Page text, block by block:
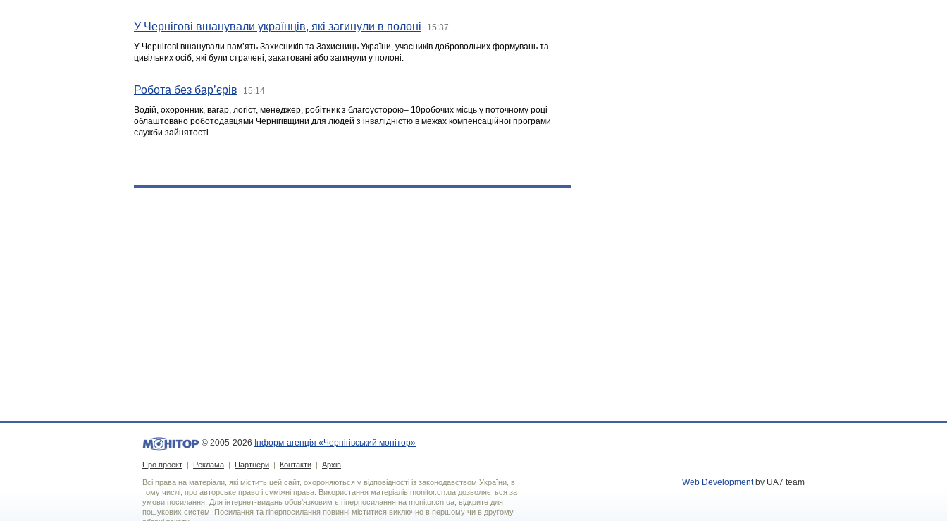
У Чернігові вшанували українців, які загинули в полоні 15:37
У Чернігові вшанували пам’ять Захисників та Захисниць України, учасників добровольчих формувань та
цивільних осіб, які були страчені, закатовані або загинули у полоні.
Робота без бар’єрів 15:14
Водій, охоронник, вагар, логіст, менеджер, робітник з благоусторою– 10робочих місць у поточному році
облаштовано роботодавцями Чернігівщини для людей з інвалідністю в межах компенсаційної програми
служби зайнятості.
© 2005-2026 Інформ-агенція «Чернігівський монітор»
Про проект | Реклама | Партнери | Контакти | Архів
Всі права на матеріали, які містить цей сайт, охороняються у відповідності із законодавством України, в
тому числі, про авторське право і суміжні права. Використання матерiалiв monitor.cn.ua дозволяється за
умови посилання. Для iнтернет-видань обов'язковим є гiперпосилання на monitor.cn.ua, відкрите для
пошукових систем. Посилання та гіперпосилання повинні міститися виключно в першому чи в другому
Web Developmentby UA7 team